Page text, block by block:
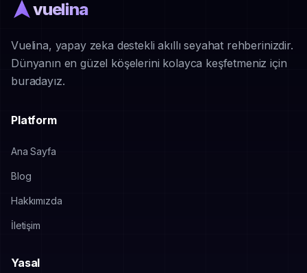
vuelina
Vuelina, yapay zeka destekli akıllı seyahat rehberinizdir.
Dünyanın en güzel köşelerini kolayca keşfetmeniz için
buradayız.
Platform
Ana Sayfa
Blog
Hakkımızda
İletişim
Yasal